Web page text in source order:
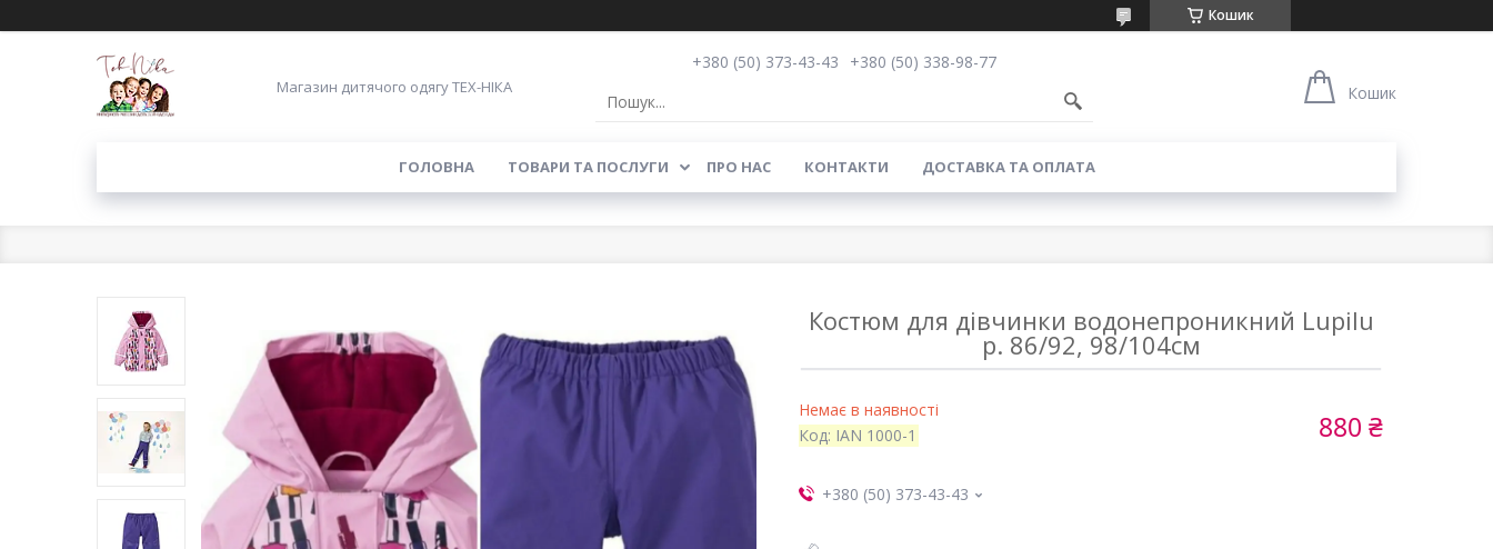
Кошик
Магазин дитячого одягу ТЕХ-НІКА
+380 (50) 373-43-43
+380 (50) 338-98-77
Кошик
ГОЛОВНА ТОВАРИ ТА ПОСЛУГИ ПРО НАС КОНТАКТИ ДОСТАВКА ТА ОПЛАТА
Костюм для дівчинки водонепроникний Lupilu
р. 86/92, 98/104см
Немає в наявності
Код: IAN 1000-1 880 ₴
+380 (50) 373-43-43